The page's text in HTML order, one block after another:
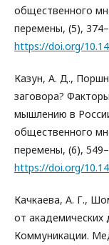
общественного
перемены, (5),
https://doi.org/
Казун, А. Д.,
заговора?
мышлению в
общественного
перемены, (6),
https://doi.org/
Качкаева, А. Г.,
от академических
Коммуникации.